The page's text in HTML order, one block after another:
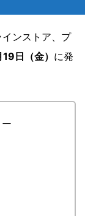
ンストア、プ
日（金） に発